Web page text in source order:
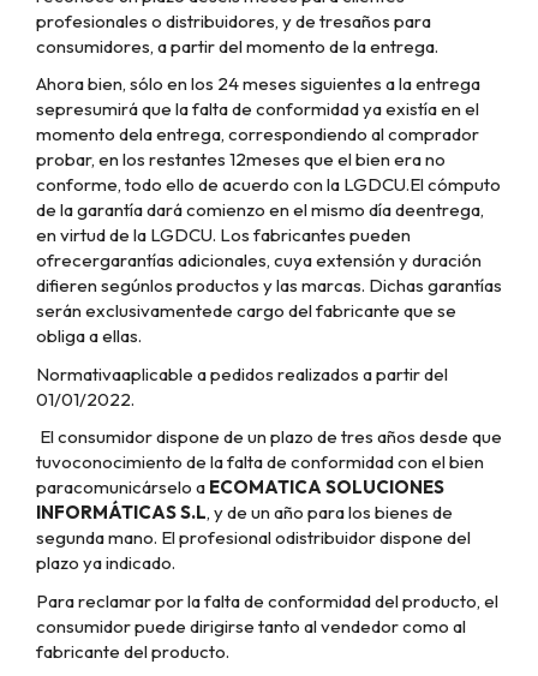
profesionales o distribuidores, y de tresaños para
consumidores, a partir del momento de la entrega.
Ahora bien, sólo en los 24 meses siguientes a la entrega
sepresumirá que la falta de conformidad ya existía en el
momento dela entrega, correspondiendo al comprador
probar, en los restantes 12meses que el bien era no
conforme, todo ello de acuerdo con la LGDCU.El cómputo
de la garantía dará comienzo en el mismo día deentrega,
en virtud de la LGDCU. Los fabricantes pueden
ofrecergarantías adicionales, cuya extensión y duración
difieren segúnlos productos y las marcas. Dichas garantías
serán exclusivamentede cargo del fabricante que se
obliga a ellas.
Normativaaplicable a pedidos realizados a partir del
01/01/2022.
El consumidor dispone de un plazo de tres años desde que
tuvoconocimiento de la falta de conformidad con el bien
paracomunicárselo a ECOMATICA SOLUCIONES
INFORMÁTICAS S.L, y de un año para los bienes de
segunda mano. El profesional odistribuidor dispone del
plazo ya indicado.
Para reclamar por la falta de conformidad del producto, el
consumidor puede dirigirse tanto al vendedor como al
fabricante del producto.